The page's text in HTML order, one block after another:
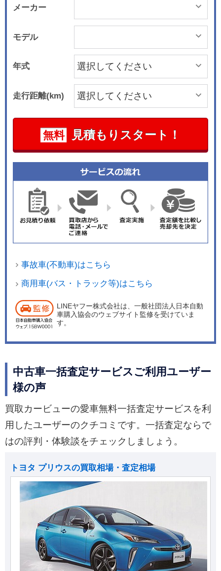
メーカー
モデル
年式
走行距離(km)
無料 見積もりスタート！
事故車(不動車)はこちら
商用車(バス・トラック等)はこちら
LINEヤフー株式会社は、一般社団法人日本自動
車購入協会のウェブサイト監修を受けていま
す。
中古車一括査定サービスご利用ユーザー
様の声
買取カービューの愛車無料一括査定サービスを利
用したユーザーのクチコミです。一括査定ならで
はの評判・体験談をチェックしましょう。
トヨタ プリウスの買取相場・査定相場